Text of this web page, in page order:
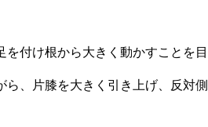
を付け根から大きく動かすことを目
ら、片膝を大きく引き上げ、反対側